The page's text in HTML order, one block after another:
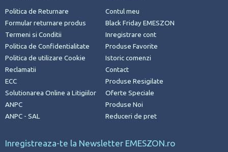
Politica de Returnare
Formular returnare produs
Termeni si Conditii
Politica de Confidentialitate
Politica de utilizare Cookie
Reclamatii
ECC
Solutionarea Online a Litigiilor
ANPC
ANPC - SAL
Contul meu
Black Friday EMESZON
Inregistrare cont
Produse Favorite
Istoric comenzi
Contact
Produse Resigilate
Oferte Speciale
Produse Noi
Reduceri de pret
Inregistreaza-te la Newsletter EMESZON.ro